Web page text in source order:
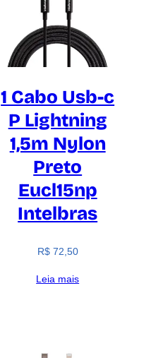
1 Cabo Usb-c
P Lightning
1,5m Nylon
Preto
Eucl15np
Intelbras
R$72,50
Leia mais